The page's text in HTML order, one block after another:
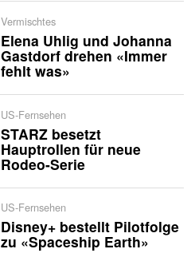
Vermischtes
Elena Uhlig und Johanna
Gastdorf drehen «Immer
fehlt was»
US-Fernsehen
STARZ besetzt
Hauptrollen für neue
Rodeo-Serie
US-Fernsehen
Disney+ bestellt Pilotfolge
zu «Spaceship Earth»